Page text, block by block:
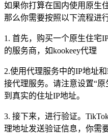
如果你打算在国内使用原生
那么你需要按照以下流程进
1. 首先，购买一个原生住宅
的服务商，如kookeey代理
2.使用代理服务中的IP地址
接代理服务。请注意设置“
到真实的住址IP地址。
3. 接下来，进行验证。
理地址发送验证信息，你需